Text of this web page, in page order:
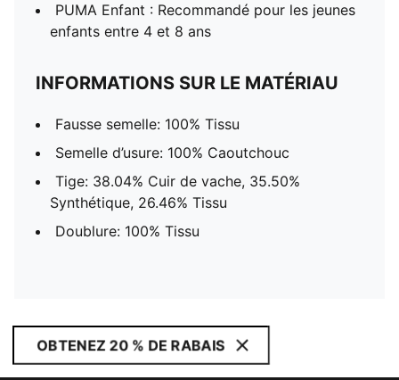
PUMA Enfant : Recommandé pour les jeunes
enfants entre 4 et 8 ans
INFORMATIONS SUR LE MATÉRIAU
Fausse semelle: 100% Tissu
Semelle d’usure: 100% Caoutchouc
Tige: 38.04% Cuir de vache, 35.50%
Synthétique, 26.46% Tissu
Doublure: 100% Tissu
OBTENEZ 20 % DE RABAIS